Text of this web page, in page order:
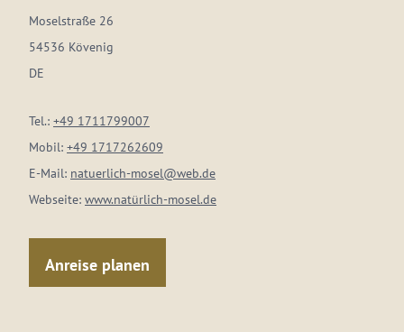
Moselstraße 26
54536 Kövenig
DE
Tel.: +49 1711799007
Mobil: +49 1717262609
E-Mail: natuerlich-mosel@web.de
Webseite: www.natürlich-mosel.de
Anreise planen